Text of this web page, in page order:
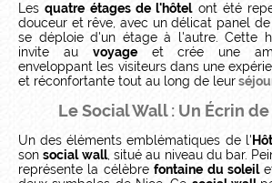
Lesquatre étages de l'hôtelont été
douceur et rêve, avec un délicat panel
se déploie d'un étage à l'autre. Cette
invite au voyageet crée une
enveloppant les visiteurs dans une
et réconfortante tout au long de leur
Le Social Wall : Un Écrin
Un des éléments emblématiques de l'
sonsocial wall, situé au niveau du bar.
représente la célèbrefontaine du soleil